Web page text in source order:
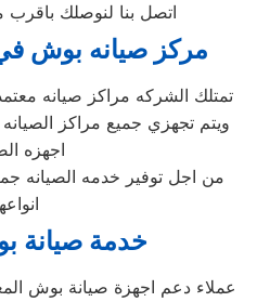
اتصل بنا لنوصلك
مركز صيانه بوش
تمتلك الشركه مراكز صيانه
ويتم تجهزي جميع مراكز
اجهزه
من اجل توفير خدمه الصيانه
خدمة صيانة
عملاء دعم اجهزة صيانة بوش